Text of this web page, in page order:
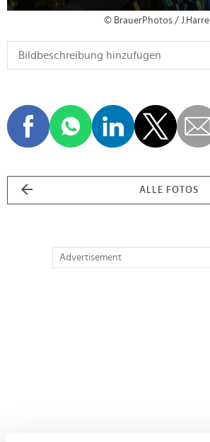
© BrauerPhotos / J.Harrell
ALLE FOTOS
Advertisement